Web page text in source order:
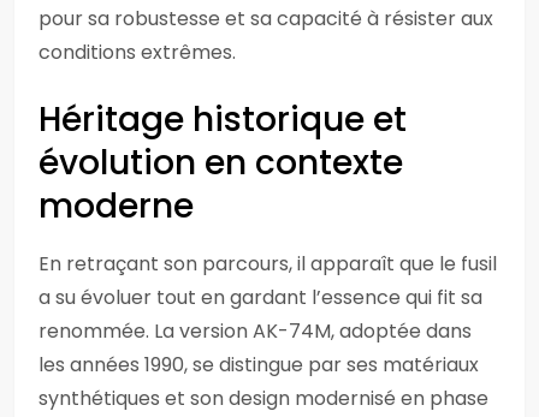
pour sa robustesse et sa capacité à résister aux
conditions extrêmes.
Héritage historique et
évolution en contexte
moderne
En retraçant son parcours, il apparaît que le fusil
a su évoluer tout en gardant l’essence qui fit sa
renommée. La version AK-74M, adoptée dans
les années 1990, se distingue par ses matériaux
synthétiques et son design modernisé en phase